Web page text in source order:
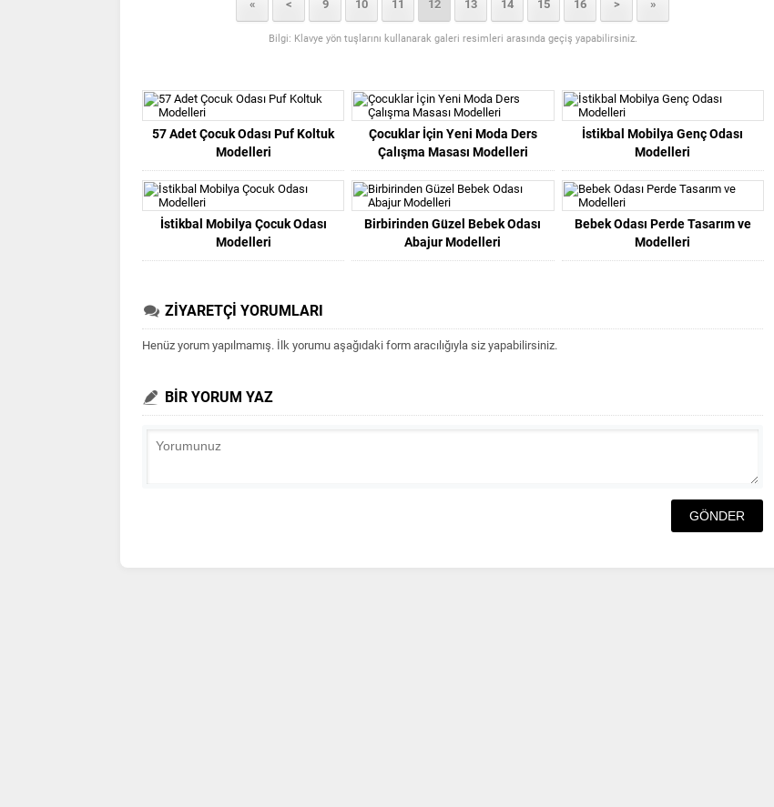
« < 9 10 11 12 13 14 15 16 > »
Bilgi: Klavye yön tuşlarını kullanarak galeri resimleri arasında geçiş yapabilirsiniz.
57 Adet Çocuk Odası Puf Koltuk
Modelleri
Çocuklar İçin Yeni Moda Ders
Çalışma Masası Modelleri
İstikbal Mobilya Genç Odası
Modelleri
İstikbal Mobilya Çocuk Odası
Modelleri
Birbirinden Güzel Bebek Odası
Abajur Modelleri
Bebek Odası Perde Tasarım ve
Modelleri
ZİYARETÇİ YORUMLARI
Henüz yorum yapılmamış. İlk yorumu aşağıdaki form aracılığıyla siz yapabilirsiniz.
BİR YORUM YAZ